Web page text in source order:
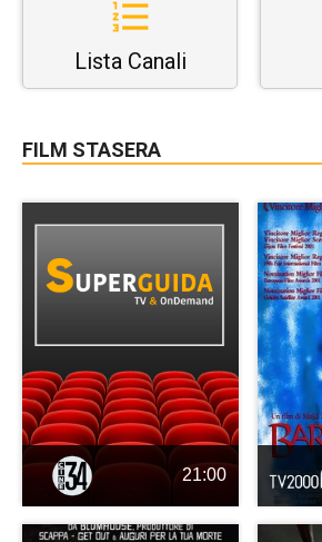
Lista Canali
FILM STASERA
21:00